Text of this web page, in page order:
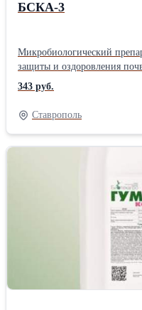
БСКА-3
Микробиологический
защиты и оздоровления
повышения урожайности
улучшения почвенного
Pseudomonas koreensis,
производства во все
оптовым ценам или для
корень или по листу)
+2°C до +4°C; 1 месяц при
Производство: Биотехагро
343 руб.
Ставрополь